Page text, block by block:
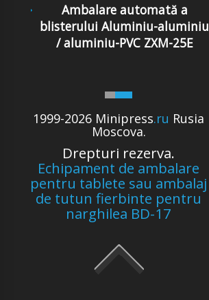
1999-2026 Minipress.ru Rusia
Moscova.
Drepturi rezerva.
Echipament de ambalare
pentru tablete sau ambalaj
de tutun fierbinte pentru
narghilea BD-17
Ambalare automată a
blisterului Aluminiu-aluminiu
/ aluminiu-PVC ZXM-25E